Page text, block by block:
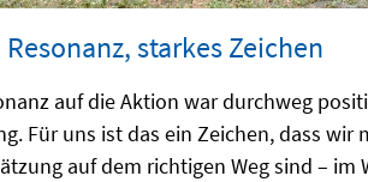
starkes Zeichen
auf die Aktion war durchweg
Für uns ist das ein Zeichen, dass
auf dem richtigen Weg sind –